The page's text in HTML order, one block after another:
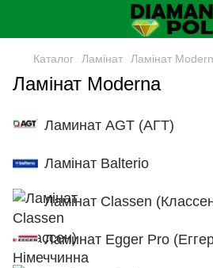
Каталог Ламінат Ламінат
Ламінат Moderna
Ламинат AGT (АГТ)
Ламінат Balterio
Ламінат Classen
Ламинат Egger Pro